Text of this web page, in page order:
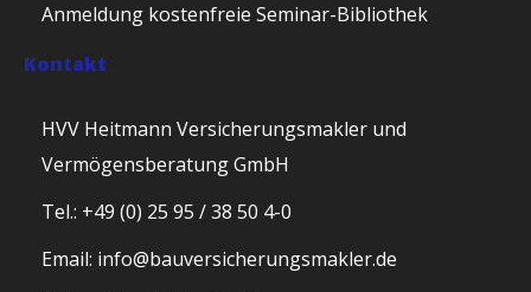
Anmeldung kostenfreie Seminar-Bibliothek
Kontakt
HVV Heitmann Versicherungsmakler und
Vermögensberatung GmbH
Tel.: +49 (0) 25 95 / 38 50 4-0
Email: info@bauversicherungsmakler.de